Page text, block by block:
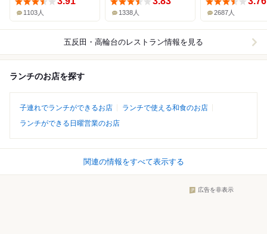
1103人 1338人 2687人
五反田・高輪台のレストラン情報を見る
ランチのお店を探す
子連れでランチができるお店
ランチで使える和食のお店
ランチができる日曜営業のお店
関連の情報をすべて表示する
広告を非表示